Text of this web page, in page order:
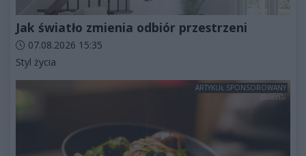
Jak światło zmienia odbiór przestrzeni
Data dodania artykułu:
07.08.2026 15:35
Kategorie artykułu:
Styl życia
ARTYKUŁ SPONSOROWANY